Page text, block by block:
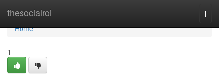
thesocialroi
Home
Home
1